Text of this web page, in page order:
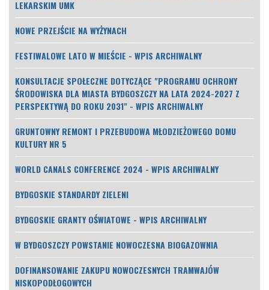
LEKARSKIM UMK
NOWE PRZEJŚCIE NA WYŻYNACH
FESTIWALOWE LATO W MIEŚCIE - WPIS ARCHIWALNY
KONSULTACJE SPOŁECZNE DOTYCZĄCE "PROGRAMU OCHRONY
ŚRODOWISKA DLA MIASTA BYDGOSZCZY NA LATA 2024-2027 Z
PERSPEKTYWĄ DO ROKU 2031" - WPIS ARCHIWALNY
GRUNTOWNY REMONT I PRZEBUDOWA MŁODZIEŻOWEGO DOMU
KULTURY NR 5
WORLD CANALS CONFERENCE 2024 - WPIS ARCHIWALNY
BYDGOSKIE STANDARDY ZIELENI
BYDGOSKIE GRANTY OŚWIATOWE - WPIS ARCHIWALNY
W BYDGOSZCZY POWSTANIE NOWOCZESNA BIOGAZOWNIA
DOFINANSOWANIE ZAKUPU NOWOCZESNYCH TRAMWAJÓW
NISKOPODŁOGOWYCH